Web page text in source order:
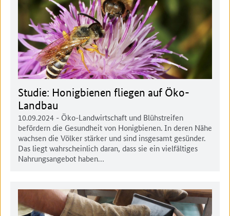
Studie: Honigbienen fliegen auf Öko-
Landbau
10.09.2024 - Öko-Landwirtschaft und Blühstreifen
befördern die Gesundheit von Honigbienen. In deren Nähe
wachsen die Völker stärker und sind insgesamt gesünder.
Das liegt wahrscheinlich daran, dass sie ein vielfältiges
Nahrungsangebot haben…